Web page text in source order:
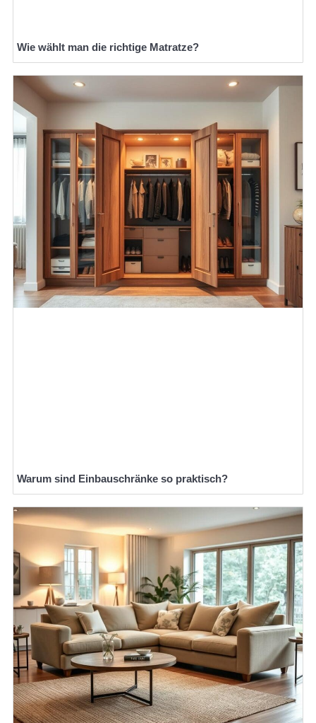
Wie wählt man die richtige Matratze?
Warum sind Einbauschränke so praktisch?